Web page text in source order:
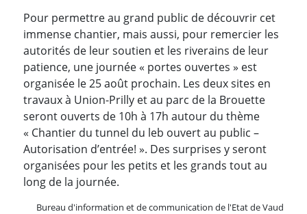
Pour permettre au grand public de découvrir cet
immense chantier, mais aussi, pour remercier les
autorités de leur soutien et les riverains de leur
patience, une journée « portes ouvertes » est
organisée le 25 août prochain. Les deux sites en
travaux à Union-Prilly et au parc de la Brouette
seront ouverts de 10h à 17h autour du thème
« Chantier du tunnel du leb ouvert au public –
Autorisation d’entrée! ». Des surprises y seront
organisées pour les petits et les grands tout au
long de la journée.
Bureau d'information et de communication de l'Etat de Vaud